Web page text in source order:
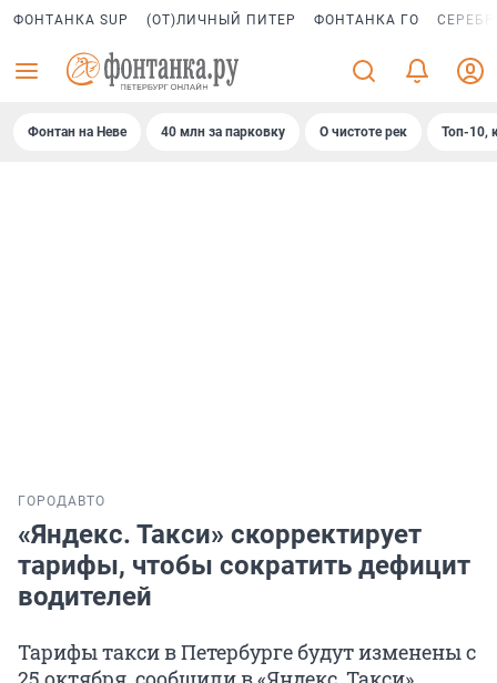
ФОНТАНКА SUP (ОТ)ЛИЧНЫЙ ПИТЕР ФОНТАНКА ГО
Фонтан на Неве 40 млн за парковку О чистоте рек Топ-10,
ГОРОДАВТО
«Яндекс. Такси» скорректирует
тарифы, чтобы сократить дефицит
водителей
Тарифы такси в Петербурге будут изменены с